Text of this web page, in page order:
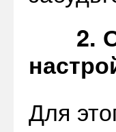
2.
Для